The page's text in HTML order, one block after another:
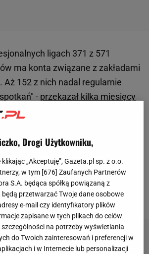
ligach 371 z 571
ma konta związane z zakładami
Aż 152 z nich nadal regularnie
spotkań" - przekazał kilka miesięcy
Federacji Piłki Nożnej
piłkarze . Wielu z nich trafiło już
szczególnie duży wTurcji, to inne
mierzą. Okazuje się, że takowe
Drogi Użytkowniku,
„Akceptuję”, Gazeta.pl sp. z o.o.
w tym [676] Zaufanych Partnerów
S.A. będąca spółką powiązaną z
będą przetwarzać Twoje dane osobowe
e-mail czy identyfikatory plików
zapisane w tych plikach do celów
na potrzeby wyświetlania
do Twoich zainteresowań i preferencji w
i w Internecie lub personalizacji